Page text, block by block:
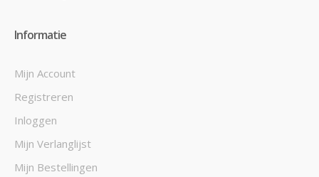
Informatie
Mijn Account
Registreren
Inloggen
Mijn Verlanglijst
Mijn Bestellingen